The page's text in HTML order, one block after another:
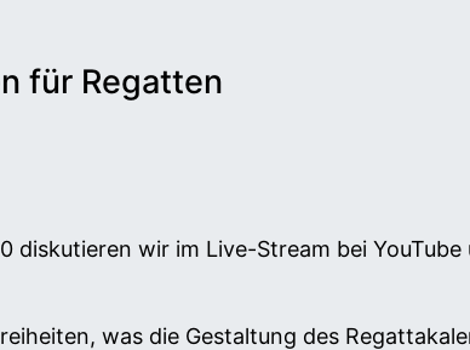
für Regatten
diskutieren wir im Live-Stream bei
was die Gestaltung des